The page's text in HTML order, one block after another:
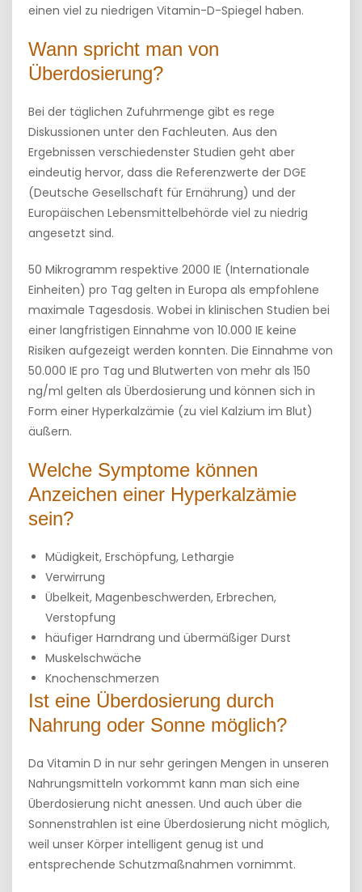
einen viel zu niedrigen Vitamin-D-Spiegel haben.
Wann spricht man von
Überdosierung?
Bei der täglichen Zufuhrmenge gibt es rege
Diskussionen unter den Fachleuten. Aus den
Ergebnissen verschiedenster Studien geht aber
eindeutig hervor, dass die Referenzwerte der DGE
(Deutsche Gesellschaft für Ernährung) und der
Europäischen Lebensmittelbehörde viel zu niedrig
angesetzt sind.
50 Mikrogramm respektive 2000 IE (Internationale
Einheiten) pro Tag gelten in Europa als empfohlene
maximale Tagesdosis. Wobei in klinischen Studien bei
einer langfristigen Einnahme von 10.000 IE keine
Risiken aufgezeigt werden konnten. Die Einnahme von
50.000 IE pro Tag und Blutwerten von mehr als 150
ng/ml gelten als Überdosierung und können sich in
Form einer Hyperkalzämie (zu viel Kalzium im Blut)
äußern.
Welche Symptome können
Anzeichen einer Hyperkalzämie
sein?
Müdigkeit, Erschöpfung, Lethargie
Verwirrung
Übelkeit, Magenbeschwerden, Erbrechen,
Verstopfung
häufiger Harndrang und übermäßiger Durst
Muskelschwäche
Knochenschmerzen
Ist eine Überdosierung durch
Nahrung oder Sonne möglich?
Da Vitamin D in nur sehr geringen Mengen in unseren
Nahrungsmitteln vorkommt kann man sich eine
Überdosierung nicht anessen. Und auch über die
Sonnenstrahlen ist eine Überdosierung nicht möglich,
weil unser Körper intelligent genug ist und
entsprechende Schutzmaßnahmen vornimmt.